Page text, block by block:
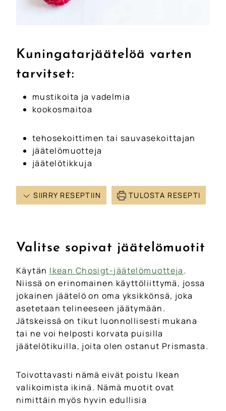
Kuningatarjäätelöä varten
tarvitset:
mustikoita ja vadelmia
kookosmaitoa
tehosekoittimen tai sauvasekoittajan
jäätelömuotteja
jäätelötikkuja
SIIRRY RESEPTIIN TULOSTA RESEPTI
Valitse sopivat jäätelömuotit
Käytän Ikean Chosigt-jäätelömuotteja.
Niissä on erinomainen käyttöliittymä, jossa
jokainen jäätelö on oma yksikkönsä, joka
asetetaan telineeseen jäätymään.
Jätskeissä on tikut luonnollisesti mukana
tai ne voi helposti korvata puisilla
jäätelötikuilla, joita olen ostanut Prismasta.
Toivottavasti nämä eivät poistu Ikean
valikoimista ikinä. Nämä muotit ovat
nimittäin myös hyvin edullisia